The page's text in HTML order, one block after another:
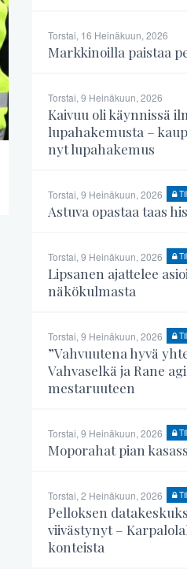
Torstai, 16 Heinäkuun, 2026
Markkinoilla paistaa
Torstai, 9 Heinäkuun, 2026
Kaivuu oli käynnissä
lupahakemusta –
nyt lupahakemus
Torstai, 9 Heinäkuun, 2026
Astuva opastaa taas
Torstai, 9 Heinäkuun, 2026
Lipsanen ajattelee
näkökulmasta
Torstai, 9 Heinäkuun, 2026
”Vahvuutena hyvä
Vahvaselkä ja Rane
mestaruuteen
Torstai, 9 Heinäkuun, 2026
Moporahat pian
Torstai, 2 Heinäkuun, 2026
Pelloksen
viivästynyt –
konteista